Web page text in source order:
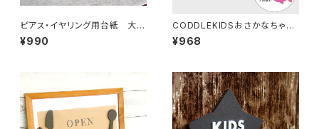
ピアス・イヤリング用台紙 大
白 50枚
¥990
CODDLEKIDSおさかなちゃん
パステル
¥968